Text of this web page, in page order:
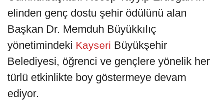
elinden genç dostu şehir ödülünü alan
Başkan Dr. Memduh Büyükkılıç
yönetimindeki Kayseri Büyükşehir
Belediyesi, öğrenci ve gençlere yönelik her
türlü etkinlikte boy göstermeye devam
ediyor.